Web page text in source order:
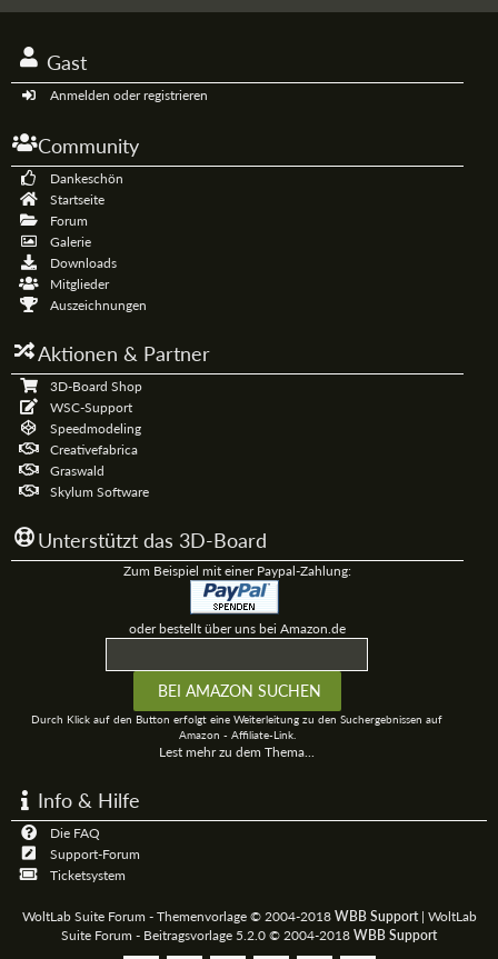
Gast
Anmelden oder registrieren
Community
Dankeschön
Startseite
Forum
Galerie
Downloads
Mitglieder
Auszeichnungen
Aktionen & Partner
3D-Board Shop
WSC-Support
Speedmodeling
Creativefabrica
Graswald
Skylum Software
Unterstützt das 3D-Board
Zum Beispiel mit einer Paypal-Zahlung:
oder bestellt über uns bei Amazon.de
Durch Klick auf den Button erfolgt eine Weiterleitung zu den Suchergebnissen auf
Amazon - Affiliate-Link.
Lest mehr zu dem Thema...
Info & Hilfe
Die FAQ
Support-Forum
Ticketsystem
WoltLab Suite Forum - Themenvorlage © 2004-2018 WBB Support| WoltLab
Suite Forum - Beitragsvorlage 5.2.0 © 2004-2018 WBB Support